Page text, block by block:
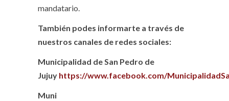
mandatario.
También podes informarte a través de
nuestros canales de redes sociales:
Municipalidad de San Pedro de
Jujuy https://www.facebook.com/
Muni